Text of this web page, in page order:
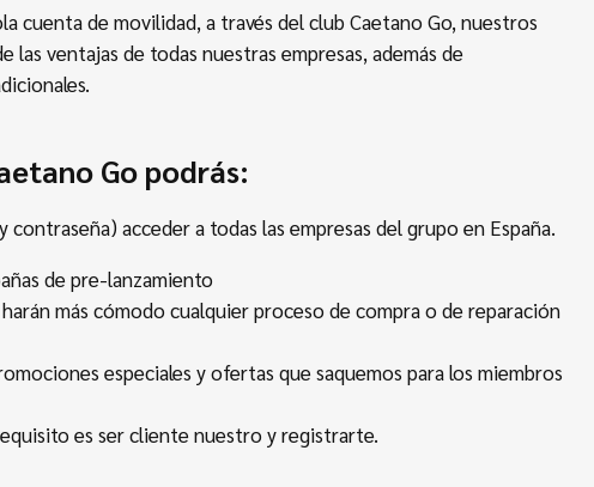
cuenta de movilidad, a través del club Caetano Go, nuestros
las ventajas de todas nuestras empresas, además de
Go podrás:
acceder a todas las empresas del grupo en España.
de pre-lanzamiento
más cómodo cualquier proceso de compra o de reparación
especiales y ofertas que saquemos para los miembros
es ser cliente nuestro y registrarte.